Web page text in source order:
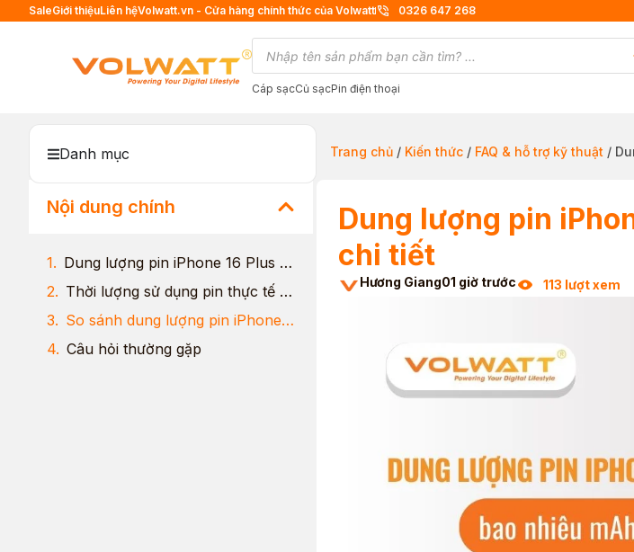
SaleGiới thiệuLiên hệVolwatt.vn - Cửa hàng chính thức của Volwatt 0326 647 268
Cáp sạcCủ sạcPin điện thoại
Danh mục Trang chủ / Kiến thức / FAQ & hỗ trợ kỹ thuật /
Nội dung chính
Dung lượng pin iPhone 16 Plus bao nhiêu mAh?
Thời lượng sử dụng pin thực tế của iPhone 16 Plus
So sánh dung lượng pin iPhone 16 Plus với các model khác
Câu hỏi thường gặp
Dung lượng pin
chi tiết
Hương Giang01 giờ trước 113 lượt xem